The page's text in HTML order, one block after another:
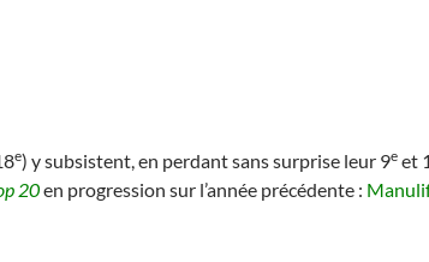
e) y subsistent, en perdant sans surprise leur 9e et
20en progression sur l’année précédente :